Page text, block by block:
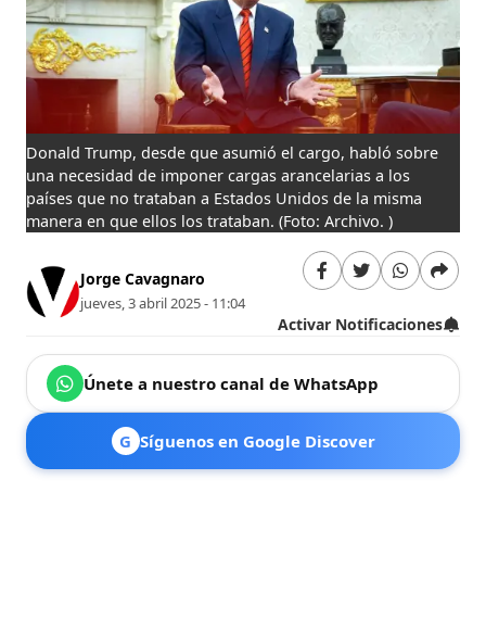
Donald Trump, desde que asumió el cargo, habló sobre
una necesidad de imponer cargas arancelarias a los
países que no trataban a Estados Unidos de la misma
manera en que ellos los trataban. (Foto: Archivo. )
Jorge Cavagnaro
jueves, 3 abril 2025 - 11:04
Activar Notificaciones
Únete a nuestro canal de WhatsApp
G Síguenos en Google Discover